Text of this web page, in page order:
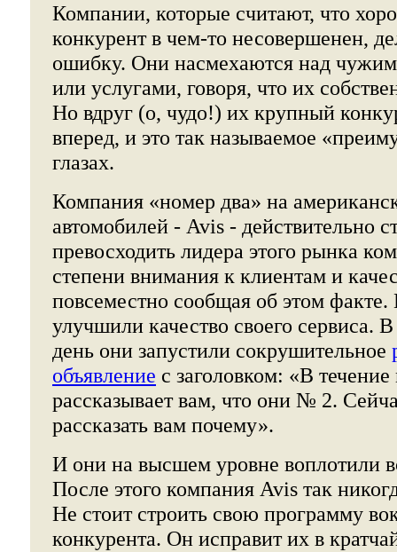
Компании, которые считают, что
конкурент в чем-то несовершенен,
ошибку. Они насмехаются над
или услугами, говоря, что их
Но вдруг (о, чудо!) их крупный
вперед, и это так называемое
глазах.
Компания «номер два» на
автомобилей - Avis - действительно
превосходить лидера этого рынка
степени внимания к клиентам и
повсеместно сообщая об этом
улучшили качество своего сервиса.
день они запустили сокрушительное
объявление с заголовком: «В
рассказывает вам, что они № 2.
рассказать вам почему».
И они на высшем уровне воплотили
После этого компания Avis так
Не стоит строить свою программу
конкурента. Он исправит их в